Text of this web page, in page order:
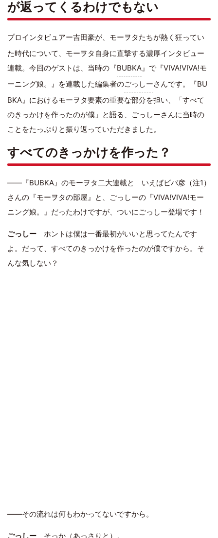
が返ってくるわけでもない
プロインタビュアー吉田豪が、モーヲタたちが熱く狂ってい
た時代について、モーヲタ自身に直撃する濃厚インタビュー
連載。今回のゲストは、当時の『BUBKA』で『VIVA!VIVA!モ
ーニング娘。』を連載した編集者のごっしーさんです。『BU
BKA』におけるモーヲタ要素の重要な部分を担い、「すべて
のきっかけを作ったのが僕」と語る、ごっしーさんに当時の
ことをたっぷりと振り返っていただきました。
すべてのきっかけを作った？
――『BUBKA』のモーヲタ二大連載と いえばビバ彦（注1）
さんの『モーヲタの部屋』と、ごっしーの『VIVA!VIVA!モー
ニング娘。』だったわけですが、ついにごっしー登場です！
ごっしー ホントは僕は一番最初がいいと思ってたんです
よ。だって、すべてのきっかけを作ったのが僕ですから。そ
んな気しない？
――その流れは何もわかってないですから。
ごっしー そっか（あっさりと）。